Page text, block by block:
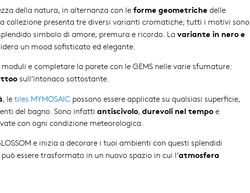
della natura, in alternanza con leforme geometriche delle
collezione presenta tre diversi varianti cromatiche; tutti i motivi sono
simbolo di amore, premura e ricordo. La variante in nero e
un mood sofisticato ed elegante.
e completare la parete con le GEMS nelle varie sfumature:
sull’intonaco sottostante.
, letiles MYMOSAIC possono essere applicate su qualsiasi superficie,
del bagno. Sono infatti antiscivolo, durevoli nel tempoe
con ogni condizione meteorologica.
e inizia a decorare i tuoi ambienti con questi splendidi
essere trasformato in un nuovo spazio in cui l’atmosfera